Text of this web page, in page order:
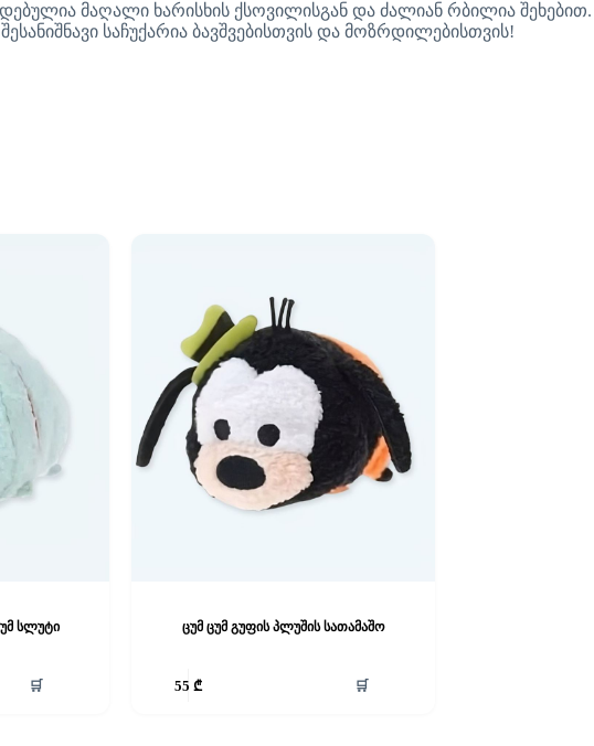
მაღალი ხარისხის ქსოვილისგან და ძალიან რბილია შეხებით.
საჩუქარია ბავშვებისთვის და მოზრდილებისთვის!
სლუტი
🛒
ცუმ ცუმ გუფის პლუშის სათამაშო
55 ₾ 🛒